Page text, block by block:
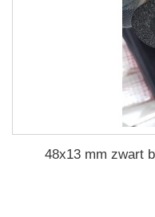
48x13 mm zwart